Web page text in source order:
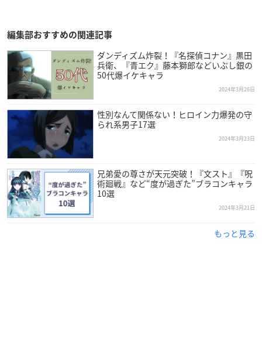
編集部おすすめの関連記事
ダンディズム炸裂！『名探偵コナン』黒田
兵衛、『青エク』藤本獅郎などいぶし銀の
50代爆イケキャラ
2024年3月26日
性別なんて関係ない！ヒロイン力爆発の守
られ系男子17選
2024年3月23日
兄弟愛の尊さが天元突破！『文スト』『呪
術廻戦』など“度が過ぎた”ブラコンキャラ
10選
2024年3月21日
もっと見る